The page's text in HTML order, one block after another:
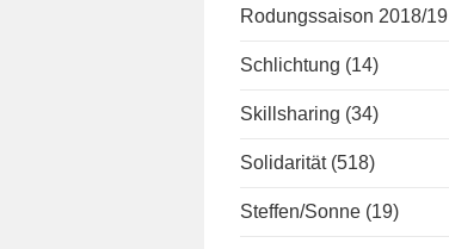
Rodungssaison 2018/19
Schlichtung (14)
Skillsharing (34)
Solidarität (518)
Steffen/Sonne (19)